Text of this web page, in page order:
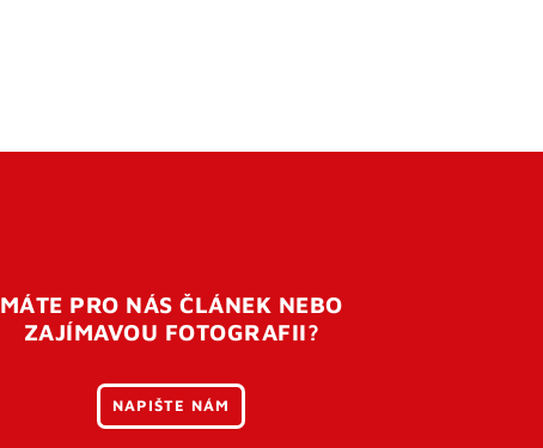
MÁTE PRO NÁS ČLÁNEK NEBO
ZAJÍMAVOU FOTOGRAFII?
NAPIŠTE NÁM